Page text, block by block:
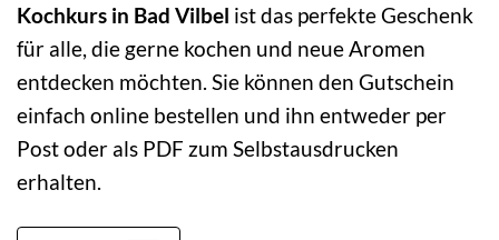
Kochkurs in Bad Vilbel ist das perfekte Geschenk
für alle, die gerne kochen und neue Aromen
entdecken möchten. Sie können den Gutschein
einfach online bestellen und ihn entweder per
Post oder als PDF zum Selbstausdrucken
erhalten.